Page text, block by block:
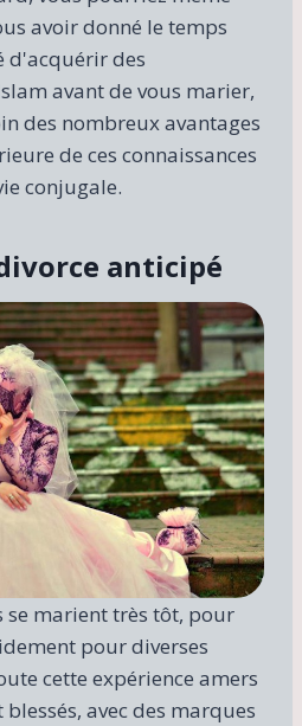
avoir donné le temps
des
avant de vous marier,
des nombreux avantages
de ces connaissances
conjugale.
anticipé
se marient très tôt, pour
pour diverses
cette expérience amers
avec des marques